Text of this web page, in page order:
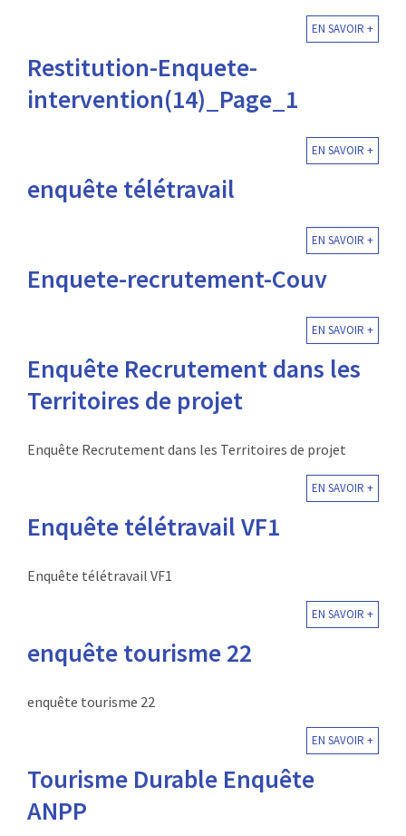
EN SAVOIR +
Restitution-Enquete-
intervention(14)_Page_1
EN SAVOIR +
enquête télétravail
EN SAVOIR +
Enquete-recrutement-Couv
EN SAVOIR +
Enquête Recrutement dans les
Territoires de projet
Enquête Recrutement dans les Territoires de projet
EN SAVOIR +
Enquête télétravail VF1
Enquête télétravail VF1
EN SAVOIR +
enquête tourisme 22
enquête tourisme 22
EN SAVOIR +
Tourisme Durable Enquête
ANPP